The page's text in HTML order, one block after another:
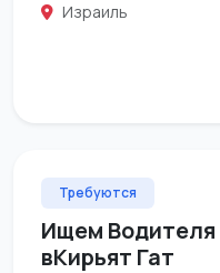
Израиль
Требуются
Ищем Водителя
вКирьят Гат